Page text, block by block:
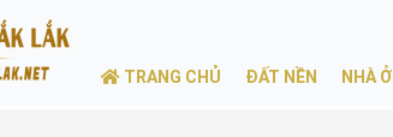
TRANG CHỦ ĐẤT NỀN NHÀ Ở